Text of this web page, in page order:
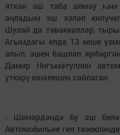
яткан эш таба алмау
аңладым эш эзләп
Шулай да тәвәккәлләр,
Агымдагы елда 13 кеше
алып, эшен башлап
Дамир Нигъмәтуллин
үткәрү юнәлешен сайлаган.
- Шәмәрдәндә бу эш
Автомобильне гел